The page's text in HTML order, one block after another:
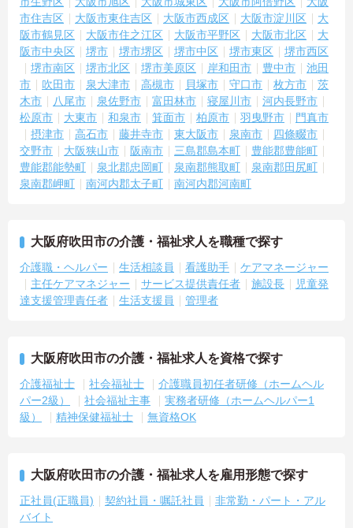
市住吉区
大阪市東住吉区 大阪市西成区 大阪市淀川区
大
阪市鶴見区
大阪市住之江区 大阪市平野区 大阪市北区
大
阪市中央区
堺市 堺市堺区 堺市中区 堺市東区
堺市西区
堺市南区
堺市北区 堺市美原区 岸和田市 豊中市
池田
市
吹田市 泉大津市 高槻市 貝塚市 守口市 枚方市
茨
木市
八尾市 泉佐野市 富田林市 寝屋川市
河内長野市
松原市
大東市 和泉市 箕面市 柏原市 羽曳野市
門真市
摂津市
高石市 藤井寺市 東大阪市 泉南市
四條畷市
交野市
大阪狭山市 阪南市 三島郡島本町
豊能郡豊能町
豊能郡能勢町
泉北郡忠岡町 泉南郡熊取町
泉南郡田尻町
泉南郡岬町
南河内郡太子町 南河内郡河南町
大阪府吹田市の介護・福祉求人を職種で探す
介護職・ヘルパー 生活相談員 看護助手
ケアマネージャー
主任ケアマネジャー
サービス提供責任者 施設長
児童発
達支援管理責任者
生活支援員 管理者
大阪府吹田市の介護・福祉求人を資格で探す
介護福祉士 社会福祉士
介護職員初任者研修（ホームヘル
パー2級）
社会福祉主事
実務者研修（ホームヘルパー1
級）
精神保健福祉士 無資格OK
大阪府吹田市の介護・福祉求人を雇用形態で探す
正社員(正職員) 契約社員・嘱託社員
非常勤・パート・アル
バイト